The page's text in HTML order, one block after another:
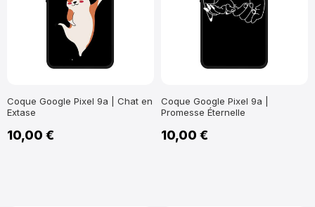
Coque Google Pixel 9a | Chat en
Extase
10,00 €
Coque Google Pixel 9a |
Promesse Éternelle
10,00 €